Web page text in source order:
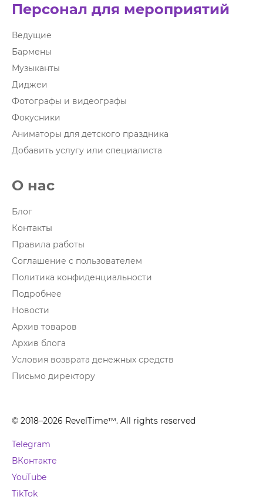
Персонал для мероприятий
Ведущие
Бармены
Музыканты
Диджеи
Фотографы и видеографы
Фокусники
Аниматоры для детского праздника
Добавить услугу или специалиста
О нас
Блог
Контакты
Правила работы
Соглашение с пользователем
Политика конфиденциальности
Подробнее
Новости
Архив товаров
Архив блога
Условия возврата денежных средств
Письмо директору
© 2018–2026 RevelTime™. All rights reserved
Telegram
ВКонтакте
YouTube
TikTok